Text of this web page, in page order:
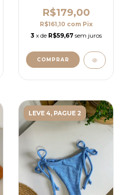
R$179,00
R$161,10 com Pix
3 x de R$59,67 sem juros
COMPRAR
LEVE 4, PAGUE 2